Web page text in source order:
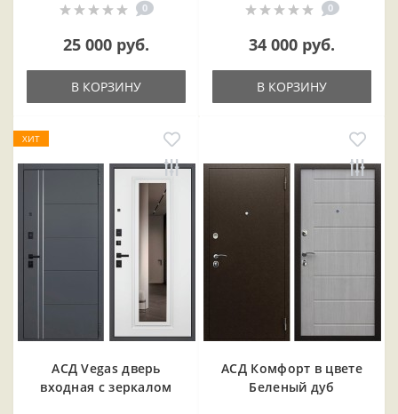
0
25 000 руб.
В КОРЗИНУ
0
34 000 руб.
В КОРЗИНУ
ХИТ
АСД Vegas дверь
входная с зеркалом
АСД Комфорт в цвете
Беленый дуб